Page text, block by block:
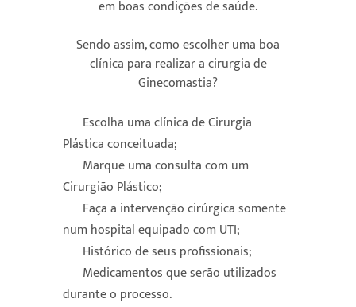
em boas condições de saúde.
Sendo assim, como escolher uma boa
clínica para realizar a cirurgia de
Ginecomastia?
Escolha uma clínica de Cirurgia
Plástica conceituada;
Marque uma consulta com um
Cirurgião Plástico;
Faça a intervenção cirúrgica somente
num hospital equipado com UTI;
Histórico de seus profissionais;
Medicamentos que serão utilizados
durante o processo.